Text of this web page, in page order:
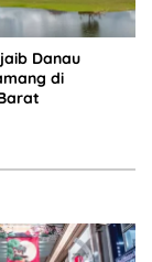
Danau
di